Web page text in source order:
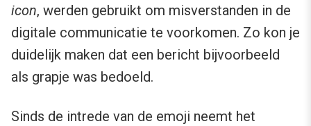
icon, werden gebruikt om misverstanden in de
digitale communicatie te voorkomen. Zo kon je
duidelijk maken dat een bericht bijvoorbeeld
als grapje was bedoeld.
Sinds de intrede van de emoji neemt het